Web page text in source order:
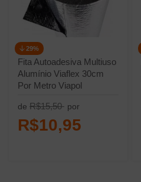
Fita Autoadesiva Multiuso
Alumínio Viaflex 30cm
Por Metro Viapol
de R$15,50
29%
por
R$10,95